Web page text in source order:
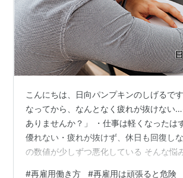
こんにちは、日向パンプキンのしげるで
なってから、なんとなく疲れが抜けない
ありませんか？」 ・仕事は軽くなったは
優れない・疲れが抜けず、休日も回復し
の数値が少しずつ悪化している そんな悩
#再雇用働き方 #再雇用は頑張ると危険